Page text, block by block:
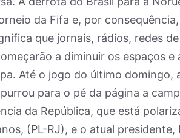
da Fifa e, por
que jornais, rádios, redes
a diminuir os espaços e
Até o jogo do último domingo,
para o pé da página a
da República, que está
(PL-RJ), e o atual presidente,